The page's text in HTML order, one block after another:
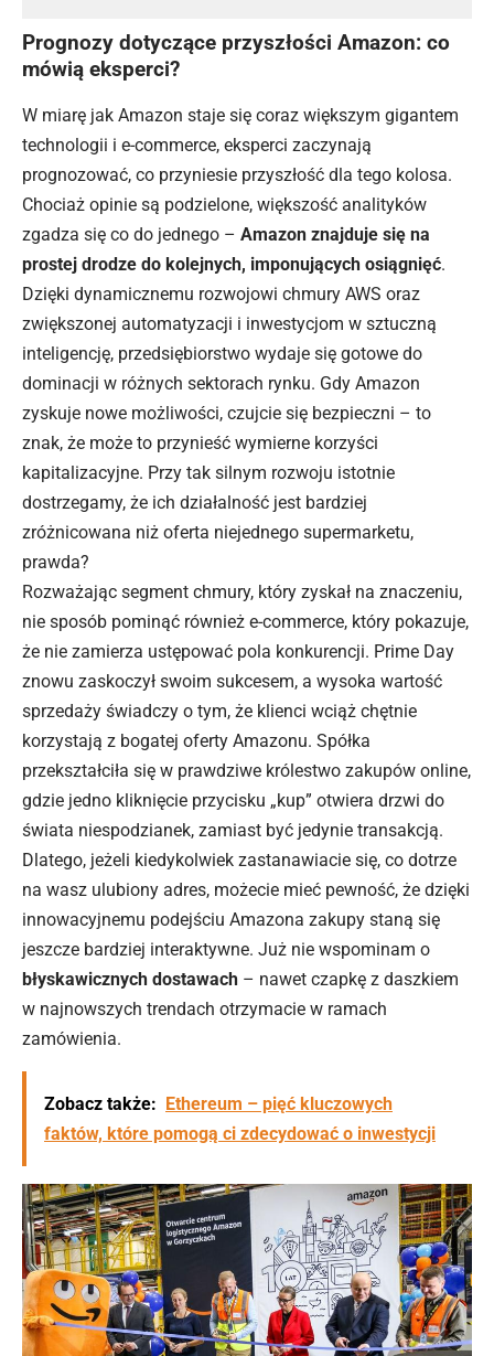
Prognozy dotyczące przyszłości Amazon: co
mówią eksperci?
W miarę jak Amazon staje się coraz większym gigantem
technologii i e-commerce, eksperci zaczynają
prognozować, co przyniesie przyszłość dla tego kolosa.
Chociaż opinie są podzielone, większość analityków
zgadza się co do jednego – Amazon znajduje się na
prostej drodze do kolejnych, imponujących osiągnięć.
Dzięki dynamicznemu rozwojowi chmury AWS oraz
zwiększonej automatyzacji i inwestycjom w sztuczną
inteligencję, przedsiębiorstwo wydaje się gotowe do
dominacji w różnych sektorach rynku. Gdy Amazon
zyskuje nowe możliwości, czujcie się bezpieczni – to
znak, że może to przynieść wymierne korzyści
kapitalizacyjne. Przy tak silnym rozwoju istotnie
dostrzegamy, że ich działalność jest bardziej
zróżnicowana niż oferta niejednego supermarketu,
prawda?
Rozważając segment chmury, który zyskał na znaczeniu,
nie sposób pominąć również e-commerce, który pokazuje,
że nie zamierza ustępować pola konkurencji. Prime Day
znowu zaskoczył swoim sukcesem, a wysoka wartość
sprzedaży świadczy o tym, że klienci wciąż chętnie
korzystają z bogatej oferty Amazonu. Spółka
przekształciła się w prawdziwe królestwo zakupów online,
gdzie jedno kliknięcie przycisku „kup” otwiera drzwi do
świata niespodzianek, zamiast być jedynie transakcją.
Dlatego, jeżeli kiedykolwiek zastanawiacie się, co dotrze
na wasz ulubiony adres, możecie mieć pewność, że dzięki
innowacyjnemu podejściu Amazona zakupy staną się
jeszcze bardziej interaktywne. Już nie wspominam o
błyskawicznych dostawach – nawet czapkę z daszkiem
w najnowszych trendach otrzymacie w ramach
zamówienia.
Zobacz także: Ethereum – pięć kluczowych
faktów, które pomogą ci zdecydować o inwestycji